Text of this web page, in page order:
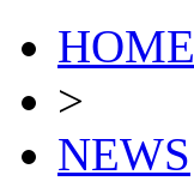
HOME
>
NEWS